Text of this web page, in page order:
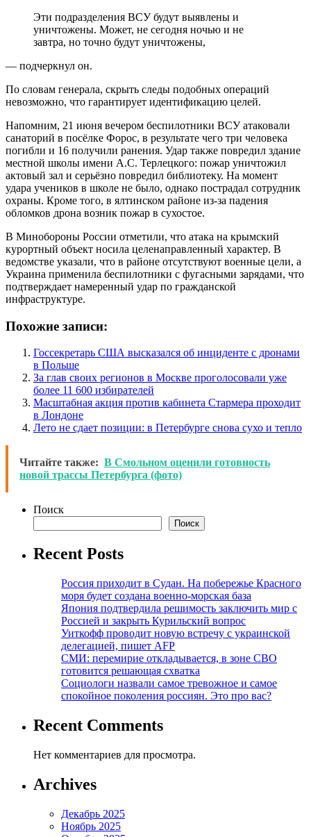
Эти подразделения ВСУ будут выявлены и
уничтожены. Может, не сегодня ночью и не
завтра, но точно будут уничтожены,
— подчеркнул он.
По словам генерала, скрыть следы подобных операций
невозможно, что гарантирует идентификацию целей.
Напомним, 21 июня вечером беспилотники ВСУ атаковали
санаторий в посёлке Форос, в результате чего три человека
погибли и 16 получили ранения. Удар также повредил здание
местной школы имени А.С. Терлецкого: пожар уничтожил
актовый зал и серьёзно повредил библиотеку. На момент
удара учеников в школе не было, однако пострадал сотрудник
охраны. Кроме того, в ялтинском районе из-за падения
обломков дрона возник пожар в сухостое.
В Минобороны России отметили, что атака на крымский
курортный объект носила целенаправленный характер. В
ведомстве указали, что в районе отсутствуют военные цели, а
Украина применила беспилотники с фугасными зарядами, что
подтверждает намеренный удар по гражданской
инфраструктуре.
Похожие записи:
Госсекретарь США высказался об инциденте с дронами
в Польше
За глав своих регионов в Москве проголосовали уже
более 11 600 избирателей
Масштабная акция против кабинета Стармера проходит
в Лондоне
Лето не сдает позиции: в Петербурге снова сухо и тепло
Читайте также: В Смольном оценили готовность
новой трассы Петербурга (фото)
Поиск
Поиск
Recent Posts
Россия приходит в Судан. На побережье Красного
моря будет создана военно-морская база
Япония подтвердила решимость заключить мир с
Россией и закрыть Курильский вопрос
Уиткофф проводит новую встречу с украинской
делегацией, пишет AFP
СМИ: перемирие откладывается, в зоне СВО
готовится решающая схватка
Социологи назвали самое тревожное и самое
спокойное поколения россиян. Это про вас?
Recent Comments
Нет комментариев для просмотра.
Archives
Декабрь 2025
Ноябрь 2025